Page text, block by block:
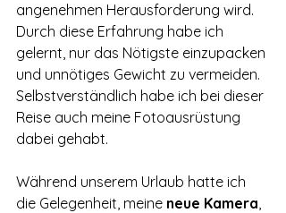
angenehmen Herausforderung wird.
Durch diese Erfahrung habe ich
gelernt, nur das Nötigste einzupacken
und unnötiges Gewicht zu vermeiden.
Selbstverständlich habe ich bei dieser
Reise auch meine Fotoausrüstung
dabei gehabt.
Während unserem Urlaub hatte ich
die Gelegenheit, meine neue Kamera,